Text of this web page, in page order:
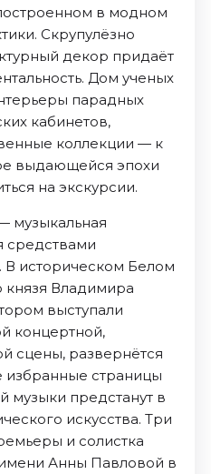
в модном
Скрупулёзно
декор придаёт
Дом ученых
парадных
кабинетов,
коллекции — к
выдающейся эпохи
на экскурсии.
музыкальная
средствами
В историческом Белом
князя Владимира
выступали
концертной,
сцены, развернётся
избранные страницы
музыки предстанут в
искусства. Три
и солистка
Анны Павловой в